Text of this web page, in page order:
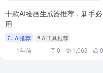
十款AI绘画生成器推荐，新手必
用
AI推荐 # AI工具推荐
1年前 0 1,063 0